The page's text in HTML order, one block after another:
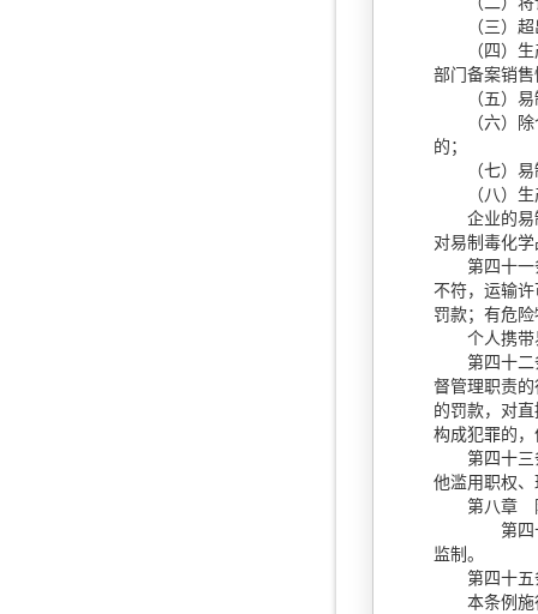
（三）超出
（四）生产
部门备案销
（五）易制
（六）除个
的；
（七）易制
（八）生产
企业的易制
对易制毒化
第四十一条
不符，运输
罚款；有危
个人携带易
第四十二条
督管理职责
的罚款，对
构成犯罪的
第四十三条
他滥用职权
第八章
第四十
监制。
第四十五
本条例施行